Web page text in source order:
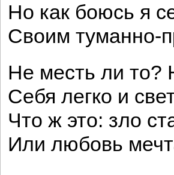
Но как боюсь я
Своим туманно-
Не месть ли то?
Себя легко и
Что ж это: зло
Или любовь